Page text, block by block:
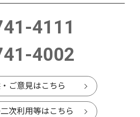
4111
4002
ご意見はこちら
次利用等はこちら